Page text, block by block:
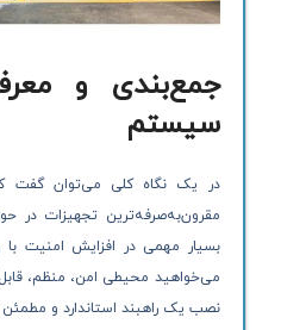
جمع‌بندی و
سیستم
در یک نگاه کلی می‌توان گفت
مقرون‌به‌صرفه‌ترین تجهیزات در
بسیار مهمی در افزایش امنیت با
می‌خواهید محیطی امن، منظم،
نصب یک راهبند استاندارد و